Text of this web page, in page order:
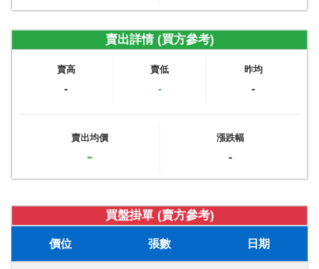
賣出詳情 (買方參考)
賣高
-
賣低
-
昨均
-
賣出均價
-
漲跌幅
-
買盤掛單 (賣方參考)
價位 張數 日期